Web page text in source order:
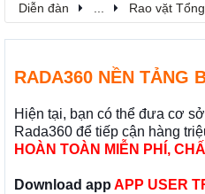
Diễn đàn Rao vặt
RADA360 NỀN TẢNG
Hiện tại, bạn có thể đưa cơ
Rada360 để tiếp cận hàng
HOÀN TOÀN MIỄN PHÍ,
Download app APP USER